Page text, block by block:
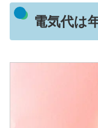
電気代は